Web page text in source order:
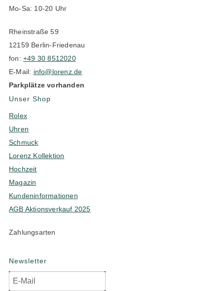
Mo-Sa: 10-20 Uhr
Rheinstraße 59
12159 Berlin-Friedenau
fon: +49 30 8512020
E-Mail: info@lorenz.de
Parkplätze vorhanden
Unser Shop
Rolex
Uhren
Schmuck
Lorenz Kollektion
Hochzeit
Magazin
Kundeninformationen
AGB Aktionsverkauf 2025
Zahlungsarten
Newsletter